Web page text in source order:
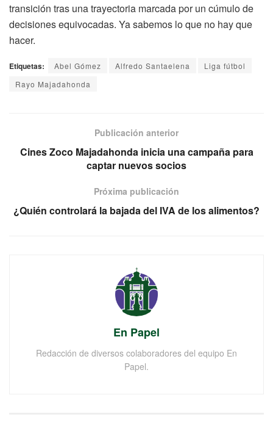
transición tras una trayectoria marcada por un cúmulo de
decisiones equivocadas. Ya sabemos lo que no hay que
hacer.
Etiquetas: Abel Gómez Alfredo Santaelena
Liga fútbol
Rayo Majadahonda
Publicación anterior
Cines Zoco Majadahonda inicia una campaña para
captar nuevos socios
Próxima publicación
¿Quién controlará la bajada del IVA de los alimentos?
En Papel
Redacción de diversos colaboradores del equipo En
Papel.